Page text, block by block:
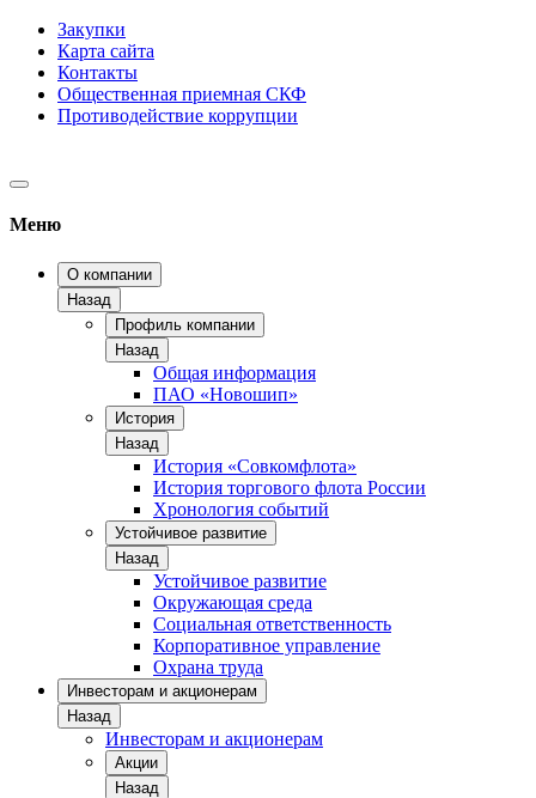
Закупки
Карта сайта
Контакты
Общественная приемная СКФ
Противодействие коррупции
Меню
О компании
Назад
Профиль компании
Назад
Общая информация
ПАО «Новошип»
История
Назад
История «Совкомфлота»
История торгового флота России
Хронология событий
Устойчивое развитие
Назад
Устойчивое развитие
Окружающая среда
Социальная ответственность
Корпоративное управление
Охрана труда
Инвесторам и акционерам
Назад
Инвесторам и акционерам
Акции
Назад